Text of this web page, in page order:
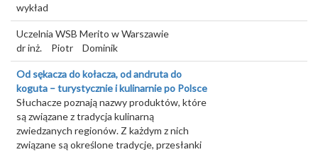
wykład
Uczelnia WSB Merito w Warszawie
dr inż.
Piotr Dominik
Od sękacza do kołacza, od andruta do
koguta – turystycznie i kulinarnie po Polsce
Słuchacze poznają nazwy produktów, które
są związane z tradycja kulinarną
zwiedzanych regionów. Z każdym z nich
związane są określone tradycje, przesłanki